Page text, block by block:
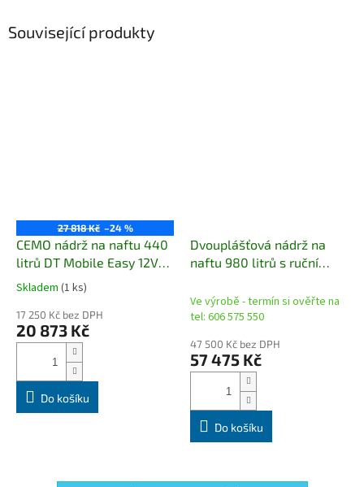
Související produkty
27 818 Kč –24 %
CEMO nádrž na naftu 440
litrů DT Mobile Easy 12V
bez poklopu
produkt farmářů
Průměrné
produktu
je
5
hvězdiček.
Skladem (1 ks)
17 250 Kč bez DPH
20 873 Kč
Do košíku
Dvouplášťová nádrž na
naftu 980 litrů s ruční
energii)
Ve výrobě - termín si ověřte na
tel: 606 575 550
47 500 Kč bez DPH
57 475 Kč
Do košíku